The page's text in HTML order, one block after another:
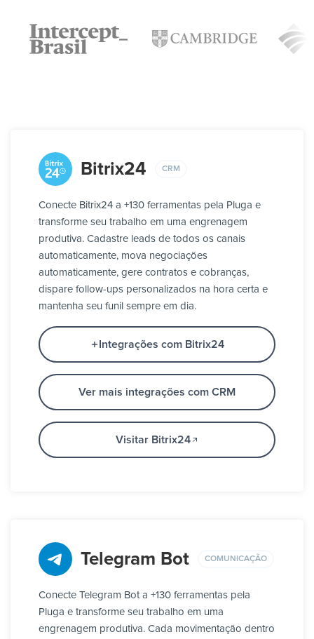
Bitrix24 CRM
Conecte Bitrix24 a +130 ferramentas pela Pluga e
transforme seu trabalho em uma engrenagem
produtiva. Cadastre leads de todos os canais
automaticamente, mova negociações
automaticamente, gere contratos e cobranças,
dispare follow-ups personalizados na hora certa e
mantenha seu funil sempre em dia.
Integrações com Bitrix24
Ver mais integrações com CRM
Visitar Bitrix24
Telegram Bot COMUNICAÇÃO
Conecte Telegram Bot a +130 ferramentas pela
Pluga e transforme seu trabalho em uma
engrenagem produtiva. Cada movimentação dentro